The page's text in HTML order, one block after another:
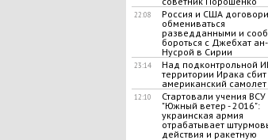
22:08
Россия и США
обмениваться
разведданными и
бороться с Джебхат ан-
Нусрой в Сирии
23:14
Над подконтрольной
территории Ирака сбит
американский
12:10
Стартовали учения ВСУ
"Южный ветер - 2016":
украинская армия
отрабатывает
действия и ракетную